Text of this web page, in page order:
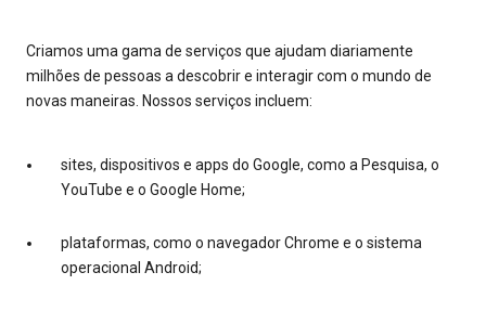
Criamos uma gama de serviços que ajudam diariamente
milhões de pessoas a descobrir e interagir com o mundo de
novas maneiras. Nossos serviços incluem:
sites, dispositivos e apps do Google, como a Pesquisa, o
YouTube e o Google Home;
plataformas, como o navegador Chrome e o sistema
operacional Android;